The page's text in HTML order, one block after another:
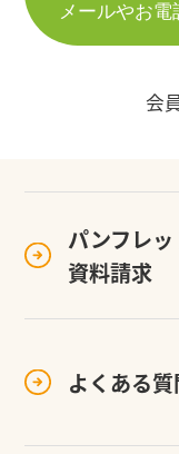
メールやお
会
パンフレッ
資料請求
よくある質